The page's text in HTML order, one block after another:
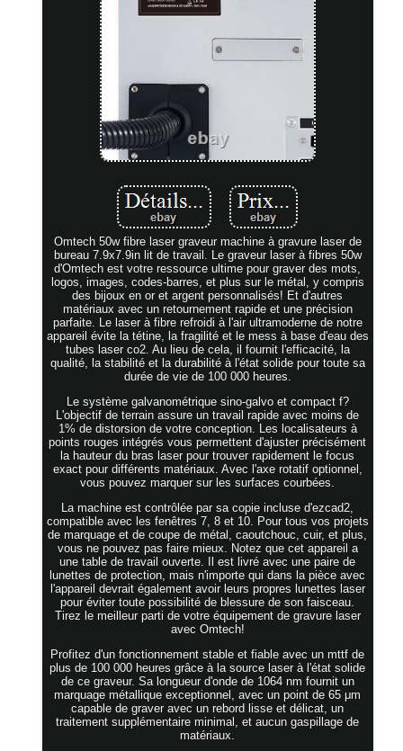
Omtech 50w fibre laser graveur machine à gravure laser de
bureau 7.9x7.9in lit de travail. Le graveur laser à fibres 50w
d'Omtech est votre ressource ultime pour graver des mots,
logos, images, codes-barres, et plus sur le métal, y compris
des bijoux en or et argent personnalisés! Et d'autres
matériaux avec un retournement rapide et une précision
parfaite. Le laser à fibre refroidi à l'air ultramoderne de notre
appareil évite la tétine, la fragilité et le mess à base d'eau des
tubes laser co2. Au lieu de cela, il fournit l'efficacité, la
qualité, la stabilité et la durabilité à l'état solide pour toute sa
durée de vie de 100 000 heures.
Le système galvanométrique sino-galvo et compact f?
L'objectif de terrain assure un travail rapide avec moins de
1% de distorsion de votre conception. Les localisateurs à
points rouges intégrés vous permettent d'ajuster précisément
la hauteur du bras laser pour trouver rapidement le focus
exact pour différents matériaux. Avec l'axe rotatif optionnel,
vous pouvez marquer sur les surfaces courbées.
La machine est contrôlée par sa copie incluse d'ezcad2,
compatible avec les fenêtres 7, 8 et 10. Pour tous vos projets
de marquage et de coupe de métal, caoutchouc, cuir, et plus,
vous ne pouvez pas faire mieux. Notez que cet appareil a
une table de travail ouverte. Il est livré avec une paire de
lunettes de protection, mais n'importe qui dans la pièce avec
l'appareil devrait également avoir leurs propres lunettes laser
pour éviter toute possibilité de blessure de son faisceau.
Tirez le meilleur parti de votre équipement de gravure laser
avec Omtech!
Profitez d'un fonctionnement stable et fiable avec un mttf de
plus de 100 000 heures grâce à la source laser à l'état solide
de ce graveur. Sa longueur d'onde de 1064 nm fournit un
marquage métallique exceptionnel, avec un point de 65 μm
capable de graver avec un rebord lisse et délicat, un
traitement supplémentaire minimal, et aucun gaspillage de
matériaux.